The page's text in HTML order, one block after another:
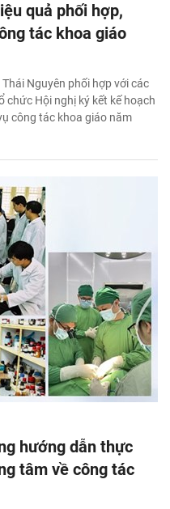
quả phối hợp,
tác khoa giáo
Nguyên phối hợp với các
chức Hội nghị ký kết kế hoạch
công tác khoa giáo năm
hướng dẫn thực
tâm về công tác